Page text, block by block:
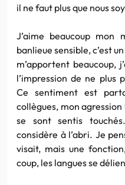
il ne faut plus que nous
J’aime beaucoup mon
banlieue sensible, c’est
m’apportent beaucoup,
l’impression de ne plus
Ce sentiment est
collègues, mon
se sont sentis
considère à l’abri. Je
visait, mais une
coup, les langues se